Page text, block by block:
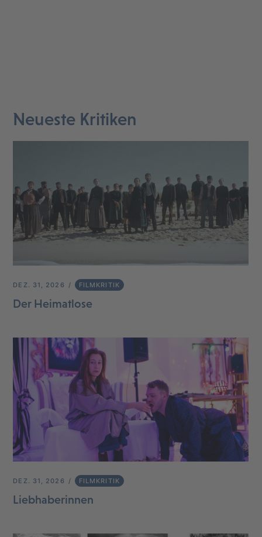
Neueste Kritiken
DEZ. 31, 2026 FILMKRITIK
Der Heimatlose
DEZ. 31, 2026 FILMKRITIK
Liebhaberinnen